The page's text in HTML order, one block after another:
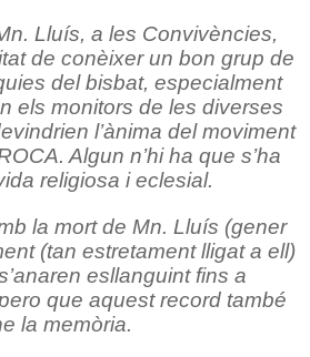
Lluís, a les Convivències,
de conèixer un bon grup de
del bisbat, especialment
els monitors de les diverses
l’ànima del moviment
Algun n’hi ha que s’ha
religiosa i eclesial.
la mort de Mn. Lluís (gener
(tan estretament lligat a ell)
esllanguint fins a
que aquest record també
la memòria.